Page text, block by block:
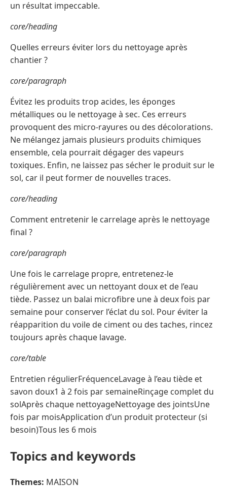
un résultat impeccable.
core/heading
Quelles erreurs éviter lors du nettoyage après
chantier ?
core/paragraph
Évitez les produits trop acides, les éponges
métalliques ou le nettoyage à sec. Ces erreurs
provoquent des micro-rayures ou des décolorations.
Ne mélangez jamais plusieurs produits chimiques
ensemble, cela pourrait dégager des vapeurs
toxiques. Enfin, ne laissez pas sécher le produit sur le
sol, car il peut former de nouvelles traces.
core/heading
Comment entretenir le carrelage après le nettoyage
final ?
core/paragraph
Une fois le carrelage propre, entretenez-le
régulièrement avec un nettoyant doux et de l’eau
tiède. Passez un balai microfibre une à deux fois par
semaine pour conserver l’éclat du sol. Pour éviter la
réapparition du voile de ciment ou des taches, rincez
toujours après chaque lavage.
core/table
Entretien régulierFréquenceLavage à l’eau tiède et
savon doux1 à 2 fois par semaineRinçage complet du
solAprès chaque nettoyageNettoyage des jointsUne
fois par moisApplication d’un produit protecteur (si
besoin)Tous les 6 mois
Topics and keywords
Themes: MAISON